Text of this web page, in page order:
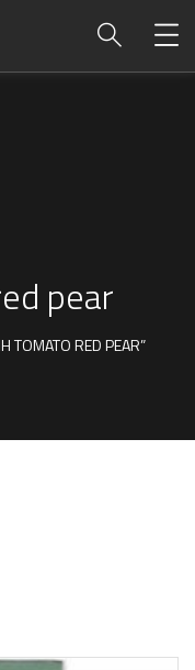
pear
TOMATO RED PEAR”